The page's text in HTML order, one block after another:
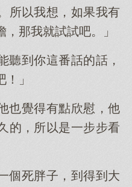
所以我想，如果我有
那我就試試吧。」
聽到你這番話的話，
」
也覺得有點欣慰，他
的，所以是一步步看
個死胖子，到得到大